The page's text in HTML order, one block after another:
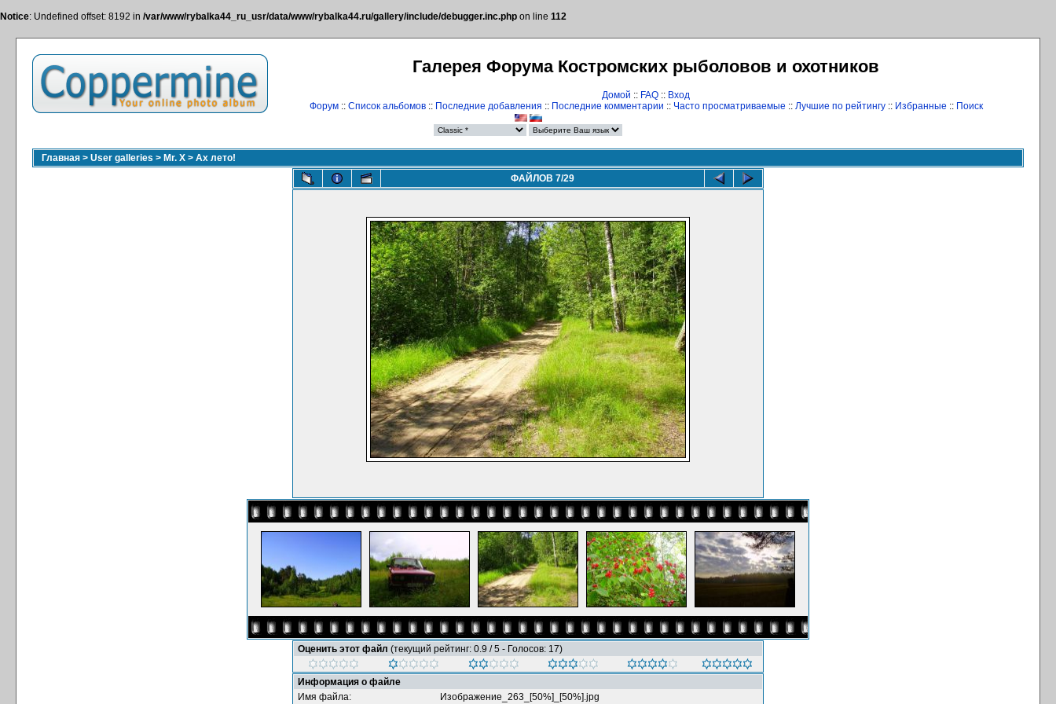
Notice: Undefined offset: 8192 in /var/www/rybalka44_ru_usr/data/www/rybalka44.ru/gallery/include/debugger.inc.php on line 112
Галерея Форума Костромских рыболовов и охотников
Домой :: FAQ :: Вход
Форум:: Список альбомов:: Последние добавления :: Последние комментарии :: Часто просматриваемые :: Лучшие по рейтингу:: Избранные :: Поиск
Главная > User galleries > Mr. X > Ах лето!
ФАЙЛОВ 7/29
Оценить этот файл (текущий рейтинг: 0.9 / 5 - Голосов: 17)
Информация о файле
Имя файла:
Изображение_263_[50%]_[50%].jpg